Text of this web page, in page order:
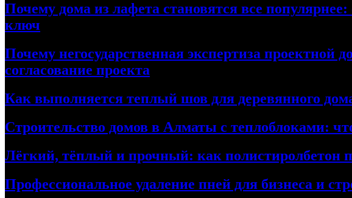
Почему дома из лафета становятся все
ключ
Почему негосударственная экспертиза проектной
согласование проекта
Как выполняется теплый шов для деревянного
Строительство домов в Алматы с теплоблоками:
Лёгкий, тёплый и прочный: как полистиролбетон
Профессиональное удаление пней для бизнеса и